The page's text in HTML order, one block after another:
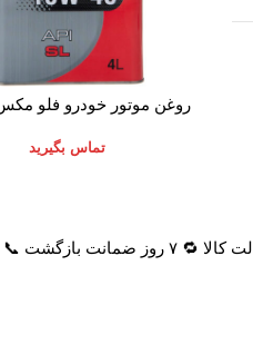
اطلاعات بیشتر
تماس بگیرید
واقعی